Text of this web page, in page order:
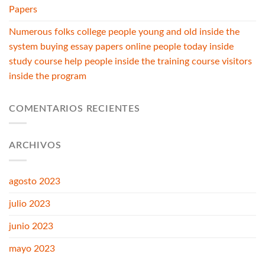
Papers
Numerous folks college people young and old inside the
system buying essay papers online people today inside
study course help people inside the training course visitors
inside the program
COMENTARIOS RECIENTES
ARCHIVOS
agosto 2023
julio 2023
junio 2023
mayo 2023